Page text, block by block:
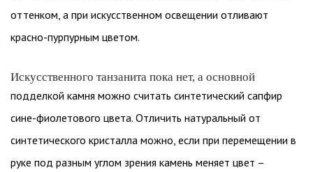
оттенком, а при искусственном освещении отливают
красно-пурпурным цветом.
Искусственного танзанита пока нет, а основной
подделкой камня можно считать синтетический сапфир
сине-фиолетового цвета. Отличить натуральный от
синтетического кристалла можно, если при перемещении в
руке под разным углом зрения камень меняет цвет –